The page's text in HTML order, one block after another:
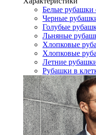
Белые рубашки
Черные
Голубые
Льняные
Хлопковые
Хлопковые
Летние
Рубашки в